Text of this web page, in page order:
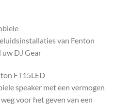
van Fenton
uw DJ Gear
FT15LED
speaker met een vermogen
voor het geven van een